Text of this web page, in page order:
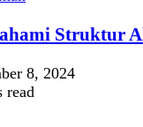
Struktur
8, 2024
read